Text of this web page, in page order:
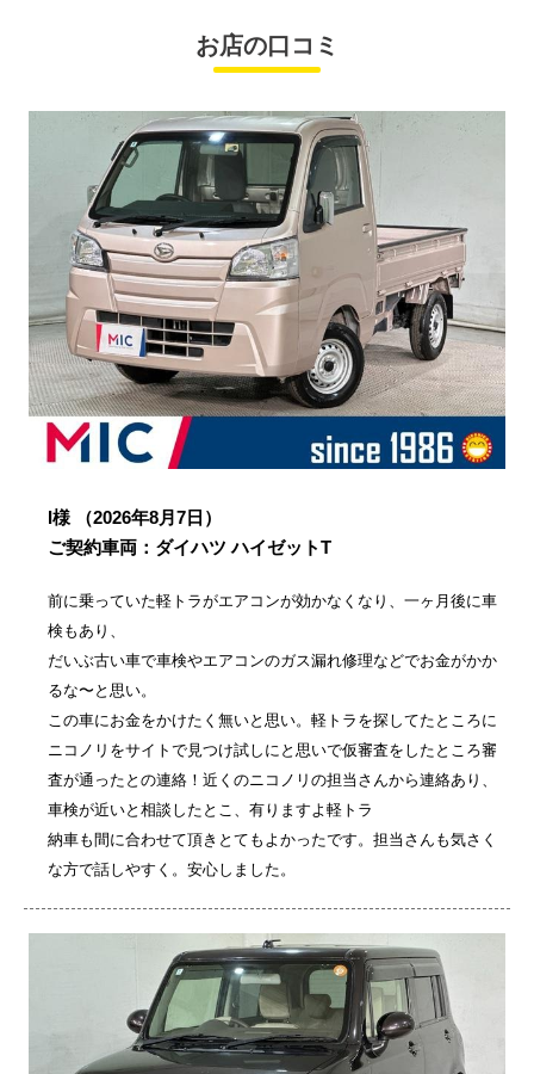
お店の口コミ
I様
（2026年8月7日）
ご契約車両：ダイハツ ハイゼットT
前に乗っていた軽トラがエアコンが効かなくなり、一ヶ月後に車
検もあり、
だいぶ古い車で車検やエアコンのガス漏れ修理などでお金がかか
るな〜と思い。
この車にお金をかけたく無いと思い。軽トラを探してたところに
ニコノリをサイトで見つけ試しにと思いで仮審査をしたところ審
査が通ったとの連絡！近くのニコノリの担当さんから連絡あり、
車検が近いと相談したとこ、有りますよ軽トラ
納車も間に合わせて頂きとてもよかったです。担当さんも気さく
な方で話しやすく。安心しました。